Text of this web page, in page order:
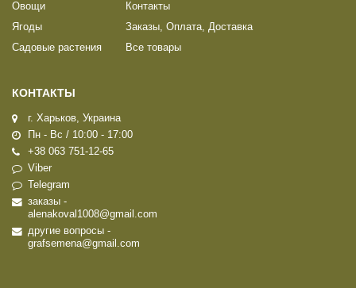
Овощи
Ягоды
Садовые растения
Контакты
Заказы, Оплата, Доставка
Все товары
КОНТАКТЫ
г. Харьков, Украина
Пн - Вс / 10:00 - 17:00
+38 063 751-12-65
Viber
Telegram
заказы -
alenakoval1008@gmail.com
другие вопросы -
grafsemena@gmail.com